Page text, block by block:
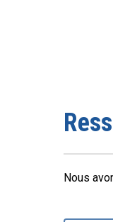
Nous